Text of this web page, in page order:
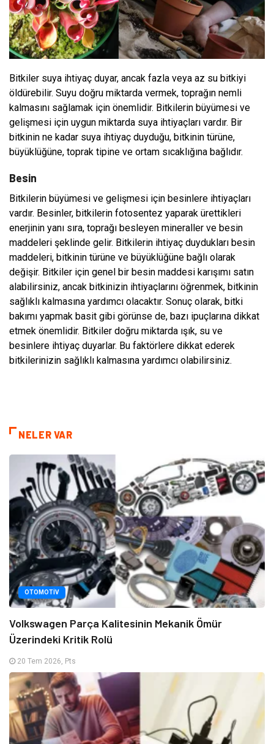
Bitkiler suya ihtiyaç duyar, ancak fazla veya az su bitkiyi
öldürebilir. Suyu doğru miktarda vermek, toprağın nemli
kalmasını sağlamak için önemlidir. Bitkilerin büyümesi ve
gelişmesi için uygun miktarda suya ihtiyaçları vardır. Bir
bitkinin ne kadar suya ihtiyaç duyduğu, bitkinin türüne,
büyüklüğüne, toprak tipine ve ortam sıcaklığına bağlıdır.
Besin
Bitkilerin büyümesi ve gelişmesi için besinlere ihtiyaçları
vardır. Besinler, bitkilerin fotosentez yaparak ürettikleri
enerjinin yanı sıra, toprağı besleyen mineraller ve besin
maddeleri şeklinde gelir. Bitkilerin ihtiyaç duydukları besin
maddeleri, bitkinin türüne ve büyüklüğüne bağlı olarak
değişir. Bitkiler için genel bir besin maddesi karışımı satın
alabilirsiniz, ancak bitkinizin ihtiyaçlarını öğrenmek, bitkinin
sağlıklı kalmasına yardımcı olacaktır. Sonuç olarak, bitki
bakımı yapmak basit gibi görünse de, bazı ipuçlarına dikkat
etmek önemlidir. Bitkiler doğru miktarda ışık, su ve
besinlere ihtiyaç duyarlar. Bu faktörlere dikkat ederek
bitkilerinizin sağlıklı kalmasına yardımcı olabilirsiniz.
NELER VAR
OTOMOTIV
Volkswagen Parça Kalitesinin Mekanik Ömür
Üzerindeki Kritik Rolü
20 Tem 2026, Pts